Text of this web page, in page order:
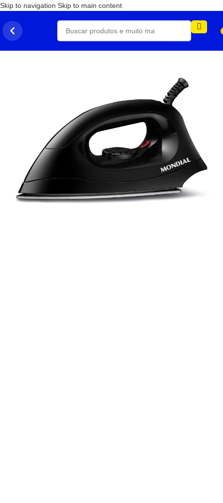
Skip to navigation Skip to main content